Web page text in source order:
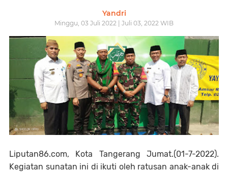
Yandri
Minggu, 03 Juli 2022 | Juli 03, 2022 WIB
Liputan86.com, Kota Tangerang Jumat.(01-7-2022).
Kegiatan sunatan ini di ikuti oleh ratusan anak-anak di